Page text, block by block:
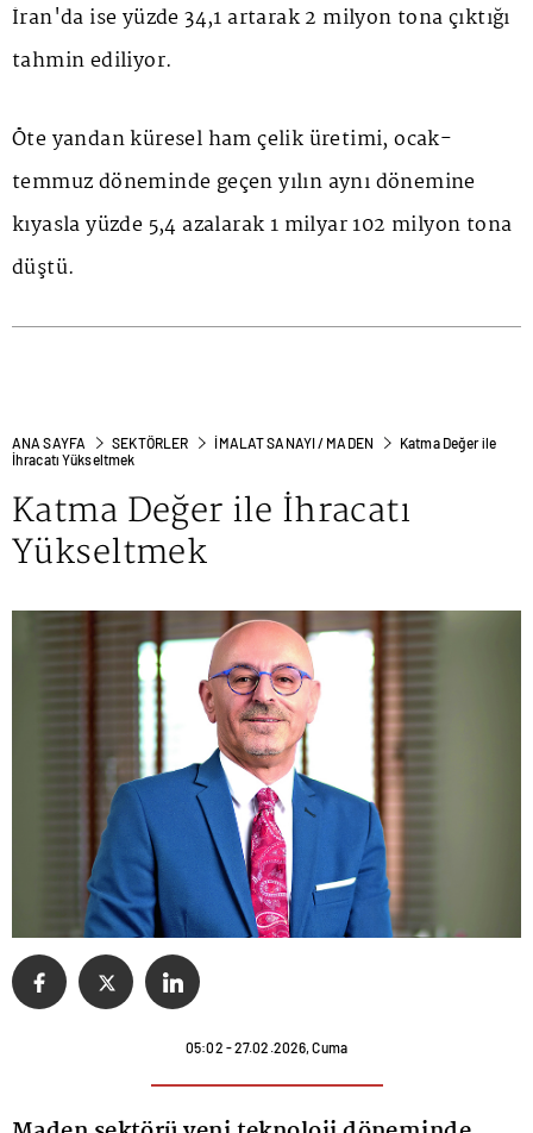
İran'da ise yüzde 34,1 artarak 2 milyon tona çıktığı
tahmin ediliyor.
Öte yandan küresel ham çelik üretimi, ocak-
temmuz döneminde geçen yılın aynı dönemine
kıyasla yüzde 5,4 azalarak 1 milyar 102 milyon tona
düştü.
ANA SAYFA SEKTÖRLER İMALAT SANAYI / MADEN
Katma Değer ile
İhracatı Yükseltmek
Katma Değer ile İhracatı
Yükseltmek
05:02 - 27.02.2026, Cuma